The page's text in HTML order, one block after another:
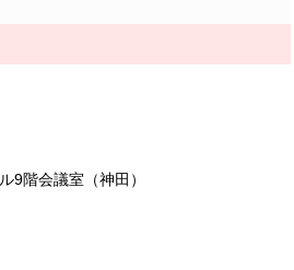
9階会議室（神田）